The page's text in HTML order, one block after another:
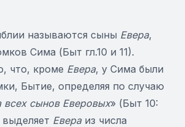
называются сыны Евера,
Сима (Быт гл.10 и 11).
что, кроме Евера, у Сима были
Бытие, определяя по случаю
всех сынов Еверовых» (Быт 10:
Евераиз числа